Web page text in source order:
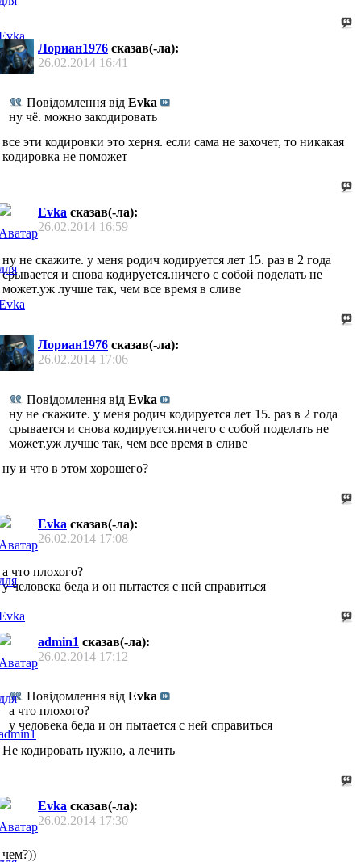
Лориан1976 сказав(-ла):
26.02.2014 16:41
Повідомлення від Evka
ну чё. можно закодировать
все эти кодировки это херня. если сама не захочет, то никакая
кодировка не поможет
Evka сказав(-ла):
26.02.2014 16:59
ну не скажите. у меня родич кодируется лет 15. раз в 2 года
срывается и снова кодируется.ничего с собой поделать не
может.уж лучше так, чем все время в сливе
Лориан1976 сказав(-ла):
26.02.2014 17:06
Повідомлення від Evka
ну не скажите. у меня родич кодируется лет 15. раз в 2 года
срывается и снова кодируется.ничего с собой поделать не
может.уж лучше так, чем все время в сливе
ну и что в этом хорошего?
Evka сказав(-ла):
26.02.2014 17:08
а что плохого?
у человека беда и он пытается с ней справиться
admin1 сказав(-ла):
26.02.2014 17:12
Повідомлення від Evka
а что плохого?
у человека беда и он пытается с ней справиться
Не кодировать нужно, а лечить
Evka сказав(-ла):
26.02.2014 17:30
чем?))